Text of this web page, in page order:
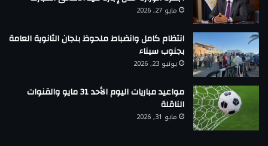
مايو 27, 2026
انتظام كامل وانضباط ملحوظ بلجان الثانوية العامة
بجنوب سيناء
يونيو 23, 2026
مواعيد مباريات اليوم الأحد 31 مايو والقنوات
الناقلة
مايو 31, 2026